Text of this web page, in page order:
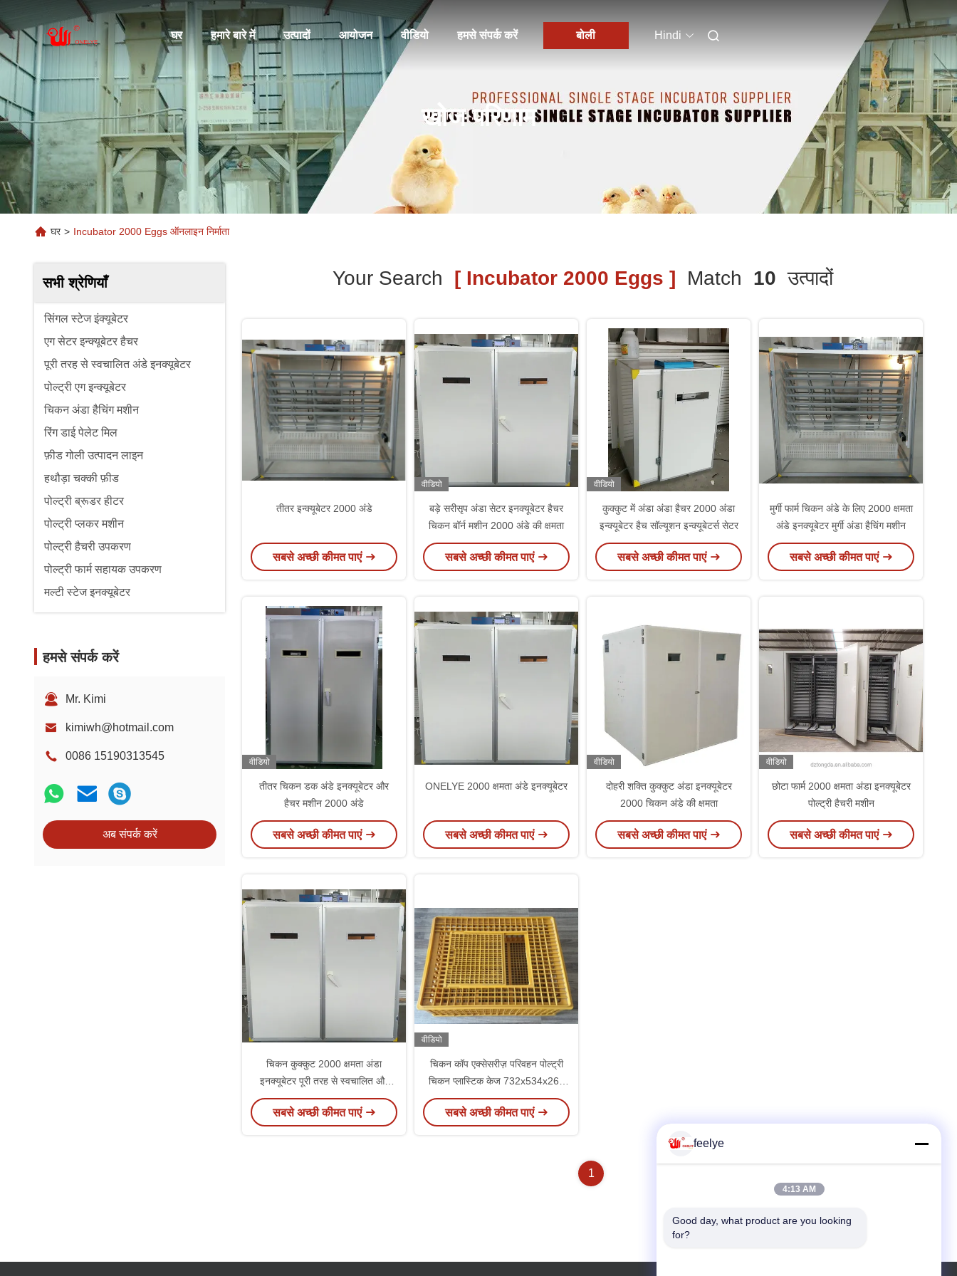
घर हमारे बारे में उत्पादों आयोजन वीडियो हमसे संपर्क करें बोली Hindi
खोज परिणाम
घर > Incubator 2000 Eggs ऑनलाइन निर्माता
सभी श्रेणियाँ
सिंगल स्टेज इंक्यूबेटर
एग सेटर इन्क्यूबेटर हैचर
पूरी तरह से स्वचालित अंडे इनक्यूबेटर
पोल्ट्री एग इन्क्यूबेटर
चिकन अंडा हैचिंग मशीन
रिंग डाई पेलेट मिल
फ़ीड गोली उत्पादन लाइन
हथौड़ा चक्की फ़ीड
पोल्ट्री ब्रूडर हीटर
पोल्ट्री प्लकर मशीन
पोल्ट्री हैचरी उपकरण
पोल्ट्री फार्म सहायक उपकरण
मल्टी स्टेज इनक्यूबेटर
हमसे संपर्क करें
Mr. Kimi
kimiwh@hotmail.com
0086 15190313545
अब संपर्क करें
Your Search [ Incubator 2000 Eggs ] Match 10 उत्पादों
तीतर इन्क्यूबेटर 2000 अंडे
सबसे अच्छी कीमत पाएं
वीडियो
बड़े सरीसृप अंडा सेटर इनक्यूबेटर हैचर
चिकन बॉर्न मशीन 2000 अंडे की क्षमता
सबसे अच्छी कीमत पाएं
वीडियो
कुक्कुट में अंडा अंडा हैचर 2000 अंडा
इन्क्यूबेटर हैच सॉल्यूशन इन्क्यूबेटर्स सेटर
सबसे अच्छी कीमत पाएं
मुर्गी फार्म चिकन अंडे के लिए 2000 क्षमता
अंडे इनक्यूबेटर मुर्गी अंडा हैचिंग मशीन
सबसे अच्छी कीमत पाएं
वीडियो
तीतर चिकन डक अंडे इनक्यूबेटर और
हैचर मशीन 2000 अंडे
सबसे अच्छी कीमत पाएं
ONELYE 2000 क्षमता अंडे इनक्यूबेटर
सबसे अच्छी कीमत पाएं
वीडियो
दोहरी शक्ति कुक्कुट अंडा इनक्यूबेटर
2000 चिकन अंडे की क्षमता
सबसे अच्छी कीमत पाएं
वीडियो
छोटा फार्म 2000 क्षमता अंडा इनक्यूबेटर
पोल्ट्री हैचरी मशीन
सबसे अच्छी कीमत पाएं
चिकन कुक्कुट 2000 क्षमता अंडा
इनक्यूबेटर पूरी तरह से स्वचालित और
ब्रूडर एक में
सबसे अच्छी कीमत पाएं
वीडियो
चिकन कॉप एक्सेसरीज़ परिवहन पोल्ट्री
चिकन प्लास्टिक केज 732x534x260
मिमी
सबसे अच्छी कीमत पाएं
1
feelye
4:13 AM
Good day, what product are you looking
for?